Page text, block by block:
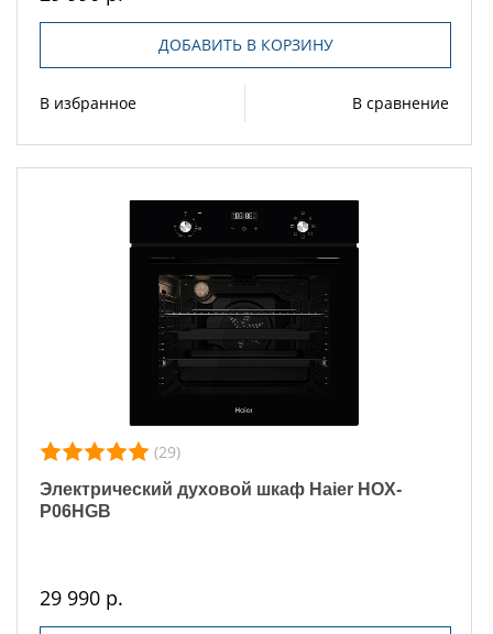
ДОБАВИТЬ В КОРЗИНУ
В избранное В сравнение
(29)
Электрический духовой шкаф Haier HOX-
P06HGB
29 990 р.